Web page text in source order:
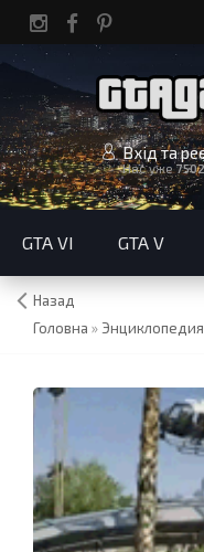
Вхід та
Нас уже
GTA VI GTA V
Назад
Головна » Энциклопедия